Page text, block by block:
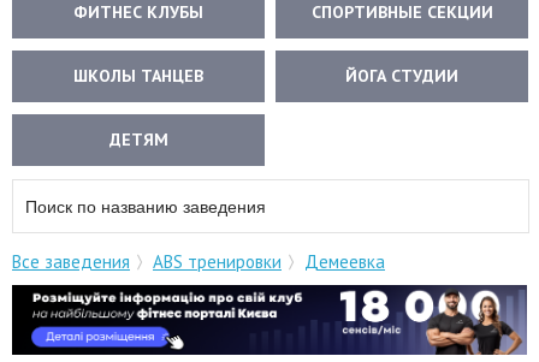
ФИТНЕС КЛУБЫ СПОРТИВНЫЕ СЕКЦИИ
ШКОЛЫ ТАНЦЕВ ЙОГА СТУДИИ
ДЕТЯМ
Все заведения ABS тренировки Демеевка